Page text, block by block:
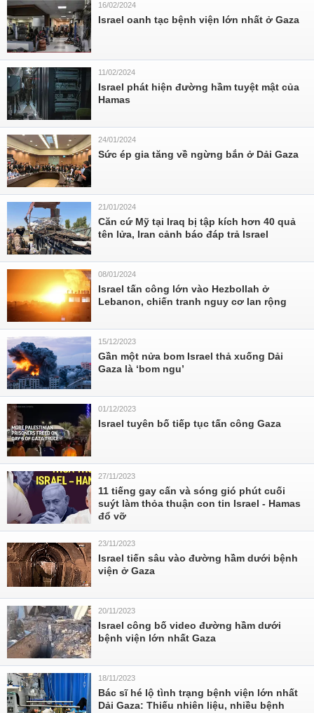
16/02/2024
Israel oanh tạc bệnh viện lớn nhất ở Gaza
11/02/2024
Israel phát hiện đường hầm tuyệt mật của
Hamas
24/01/2024
Sức ép gia tăng về ngừng bắn ở Dải Gaza
21/01/2024
Căn cứ Mỹ tại Iraq bị tập kích hơn 40 quả
tên lửa, Iran cảnh báo đáp trả Israel
08/01/2024
Israel tấn công lớn vào Hezbollah ở
Lebanon, chiến tranh nguy cơ lan rộng
15/12/2023
Gần một nửa bom Israel thả xuống Dải
Gaza là ‘bom ngu’
01/12/2023
Israel tuyên bố tiếp tục tấn công Gaza
27/11/2023
11 tiếng gay cấn và sóng gió phút cuối
suýt làm thỏa thuận con tin Israel - Hamas
đổ vỡ
23/11/2023
Israel tiến sâu vào đường hầm dưới bệnh
viện ở Gaza
20/11/2023
Israel công bố video đường hầm dưới
bệnh viện lớn nhất Gaza
18/11/2023
Bác sĩ hé lộ tình trạng bệnh viện lớn nhất
Dải Gaza: Thiếu nhiên liệu, nhiều bệnh